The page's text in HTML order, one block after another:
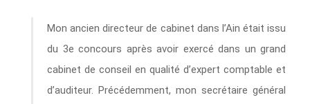
Mon ancien directeur de cabinet dans l’Ain était issu
du 3e concours après avoir exercé dans un grand
cabinet de conseil en qualité d’expert comptable et
d’auditeur. Précédemment, mon secrétaire général